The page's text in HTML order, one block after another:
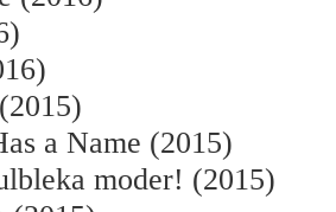
a Name (2015)
moder! (2015)